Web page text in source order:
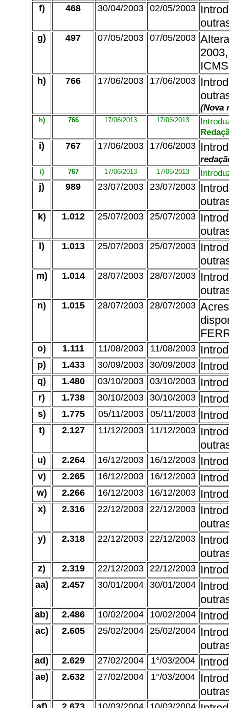
f) 468 30/04/2003 02/05/2003
g) 497 07/05/2003 07/05/2003
h) 766 17/06/2003 17/06/2003
(Nova
h) 766 17/06/2013 17/06/2013
i)
767 17/06/2003 17/06/2003
i) 767 17/06/2013 17/06/2013
j)
989 23/07/2003 23/07/2003
k) 1.012 25/07/2003 25/07/2003
l) 1.013 25/07/2003 25/07/2003
m) 1.014 28/07/2003 28/07/2003
n) 1.015 28/07/2003 28/07/2003
o) 1.111 11/08/2003 11/08/2003
p) 1.433 30/09/2003 30/09/2003
q) 1.480 03/10/2003 03/10/2003
r) 1.738 30/10/2003 30/10/2003
s) 1.775 05/11/2003 05/11/2003
t) 2.127 11/12/2003 11/12/2003
u) 2.264 16/12/2003 16/12/2003
v) 2.265 16/12/2003 16/12/2003
w) 2.266 16/12/2003 16/12/2003
x) 2.316 22/12/2003 22/12/2003
y) 2.318 22/12/2003 22/12/2003
z) 2.319 22/12/2003 22/12/2003
aa) 2.457 30/01/2004 30/01/2004
ab) 2.486 10/02/2004 10/02/2004
ac) 2.605 25/02/2004 25/02/2004
ad) 2.629 27/02/2004 1°/03/2004
ae) 2.632 27/02/2004 1°/03/2004